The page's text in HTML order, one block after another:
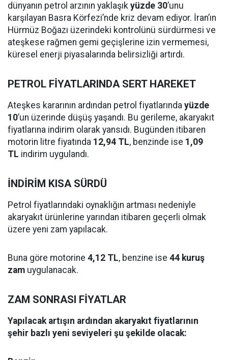
dünyanın petrol arzının yaklaşık yüzde 30’unu
karşılayan Basra Körfezi’nde kriz devam ediyor. İran’ın
Hürmüz Boğazı üzerindeki kontrolünü sürdürmesi ve
ateşkese rağmen gemi geçişlerine izin vermemesi,
küresel enerji piyasalarında belirsizliği artırdı.
PETROL FİYATLARINDA SERT HAREKET
Ateşkes kararının ardından petrol fiyatlarında yüzde
10’un üzerinde düşüş yaşandı. Bu gerileme, akaryakıt
fiyatlarına indirim olarak yansıdı. Bugünden itibaren
motorin litre fiyatında 12,94 TL, benzinde ise 1,09
TL indirim uygulandı.
İNDİRİM KISA SÜRDÜ
Petrol fiyatlarındaki oynaklığın artması nedeniyle
akaryakıt ürünlerine yarından itibaren geçerli olmak
üzere yeni zam yapılacak.
Buna göre motorine 4,12 TL, benzine ise 44 kuruş
zam uygulanacak.
ZAM SONRASI FİYATLAR
Yapılacak artışın ardından akaryakıt fiyatlarının
şehir bazlı yeni seviyeleri şu şekilde olacak: